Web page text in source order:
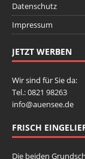
Datenschutz
Impressum
JETZT WERBEN
Wir sind für Sie da:
Tel.: 0821 98263
info@auensee.de
FRISCH
Die beiden